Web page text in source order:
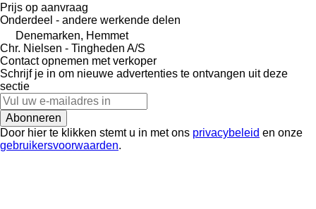
Prijs op aanvraag
Onderdeel - andere werkende delen
Denemarken, Hemmet
Chr. Nielsen - Tingheden A/S
Contact opnemen met verkoper
Schrijf je in om nieuwe advertenties te ontvangen uit deze
sectie
Abonneren
Door hier te klikken stemt u in met ons privacybeleid en onze
gebruikersvoorwaarden.